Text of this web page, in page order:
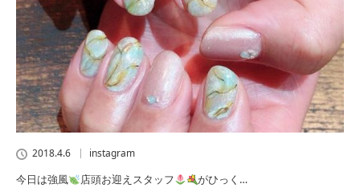
2018.4.6 instagram
今日は強風 店頭お迎えスタッフ がひっく…